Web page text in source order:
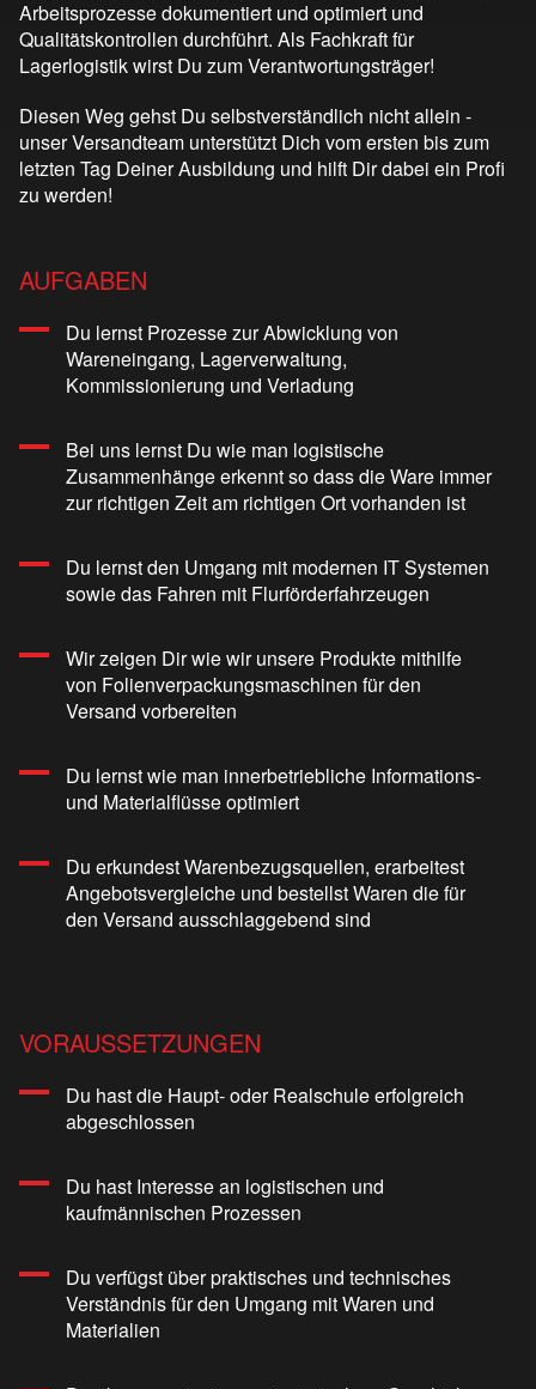
Arbeitsprozesse dokumentiert und optimiert und
Qualitätskontrollen durchführt. Als Fachkraft für
Lagerlogistik wirst Du zum Verantwortungsträger!
Diesen Weg gehst Du selbstverständlich nicht allein -
unser Versandteam unterstützt Dich vom ersten bis zum
letzten Tag Deiner Ausbildung und hilft Dir dabei ein Profi
zu werden!
AUFGABEN
Du lernst Prozesse zur Abwicklung von
Wareneingang, Lagerverwaltung,
Kommissionierung und Verladung
Bei uns lernst Du wie man logistische
Zusammenhänge erkennt so dass die Ware immer
zur richtigen Zeit am richtigen Ort vorhanden ist
Du lernst den Umgang mit modernen IT Systemen
sowie das Fahren mit Flurförderfahrzeugen
Wir zeigen Dir wie wir unsere Produkte mithilfe
von Folienverpackungsmaschinen für den
Versand vorbereiten
Du lernst wie man innerbetriebliche Informations-
und Materialflüsse optimiert
Du erkundest Warenbezugsquellen, erarbeitest
Angebotsvergleiche und bestellst Waren die für
den Versand ausschlaggebend sind
VORAUSSETZUNGEN
Du hast die Haupt- oder Realschule erfolgreich
abgeschlossen
Du hast Interesse an logistischen und
kaufmännischen Prozessen
Du verfügst über praktisches und technisches
Verständnis für den Umgang mit Waren und
Materialien